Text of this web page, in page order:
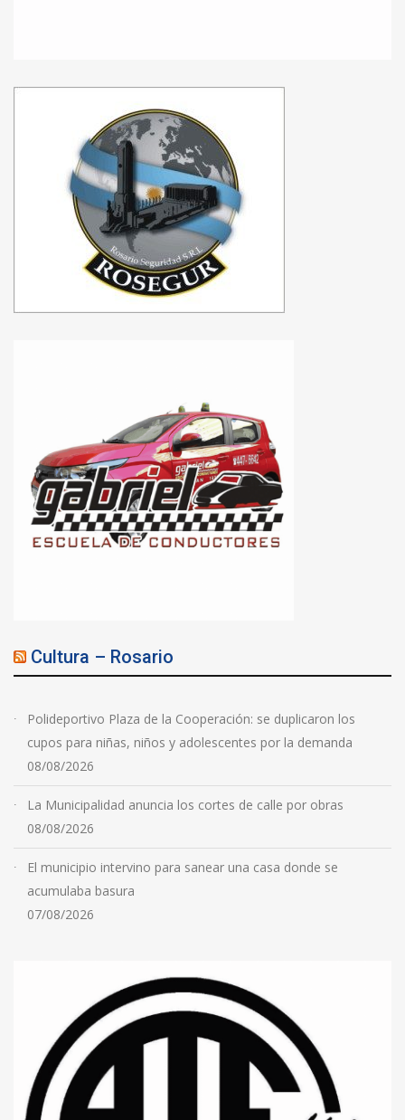
Cultura – Rosario
Polideportivo Plaza de la Cooperación: se duplicaron los
cupos para niñas, niños y adolescentes por la demanda
08/08/2026
La Municipalidad anuncia los cortes de calle por obras
08/08/2026
El municipio intervino para sanear una casa donde se
acumulaba basura
07/08/2026